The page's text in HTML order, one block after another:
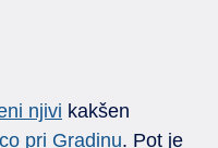
njivi kakšen
pri Gradinu. Pot je